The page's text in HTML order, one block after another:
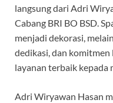
langsung dari Adri
Cabang BRI BO BSD.
menjadi dekorasi,
dedikasi, dan
layanan terbaik kepada
Adri Wiryawan Hasan